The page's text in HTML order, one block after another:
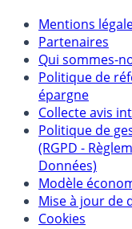
Mentions
Partenaires
Qui sommes-
Politique de
épargne
Collecte avis
Politique de
(RGPD -
Données)
Modèle
Mise à jour de
Cookies